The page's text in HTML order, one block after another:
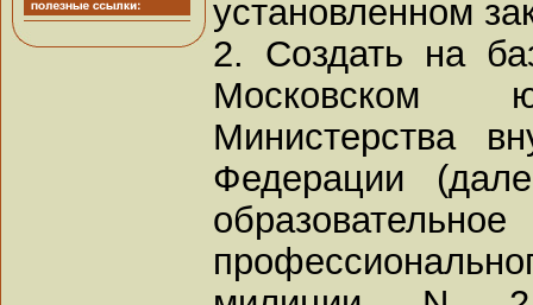
установленном
2. Создать на
Московском
Министерства
Федерации